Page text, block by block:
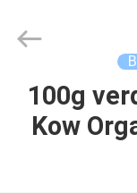
HOGAR
Rights
Reserved.
100g
Kow